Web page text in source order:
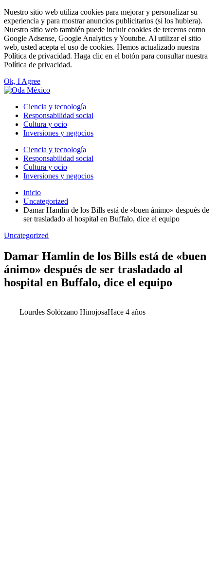
Nuestro sitio web utiliza cookies para mejorar y personalizar su
experiencia y para mostrar anuncios publicitarios (si los hubiera).
Nuestro sitio web también puede incluir cookies de terceros como
Google Adsense, Google Analytics y Youtube. Al utilizar el sitio
web, usted acepta el uso de cookies. Hemos actualizado nuestra
Política de privacidad. Haga clic en el botón para consultar nuestra
Política de privacidad.
Ok, I Agree
Ciencia y tecnología
Responsabilidad social
Cultura y ocio
Inversiones y negocios
Ciencia y tecnología
Responsabilidad social
Cultura y ocio
Inversiones y negocios
Inicio
Uncategorized
Damar Hamlin de los Bills está de «buen ánimo» después de
ser trasladado al hospital en Buffalo, dice el equipo
Uncategorized
Damar Hamlin de los Bills está de «buen
ánimo» después de ser trasladado al
hospital en Buffalo, dice el equipo
Lourdes Solórzano HinojosaHace 4 años